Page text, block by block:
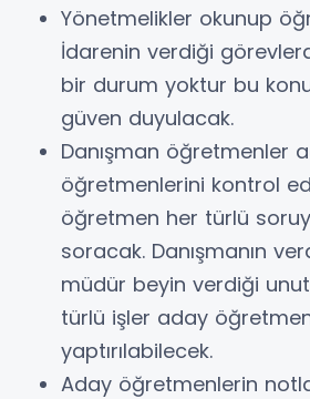
Yönetmelikler okunup
İdarenin verdiği
bir durum yoktur bu
güven duyulacak.
Danışman öğretmenler
öğretmenlerini kontrol
öğretmen her türlü
soracak. Danışmanın
müdür beyin verdiği
türlü işler aday
yaptırılabilecek.
Aday öğretmenlerin